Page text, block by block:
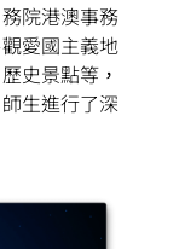
院港澳事務
愛國主義地
史景點等，
生進行了深
新資訊！